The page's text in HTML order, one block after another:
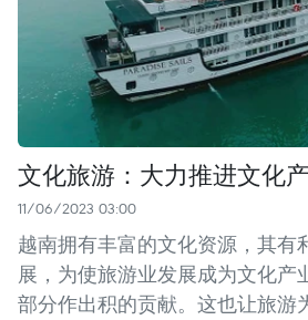
文化旅游：大力推进文化
11/06/2023 03:00
越南拥有丰富的文化资源，其有
展，为使旅游业发展成为文化产
部分作出积的贡献。这也让旅游